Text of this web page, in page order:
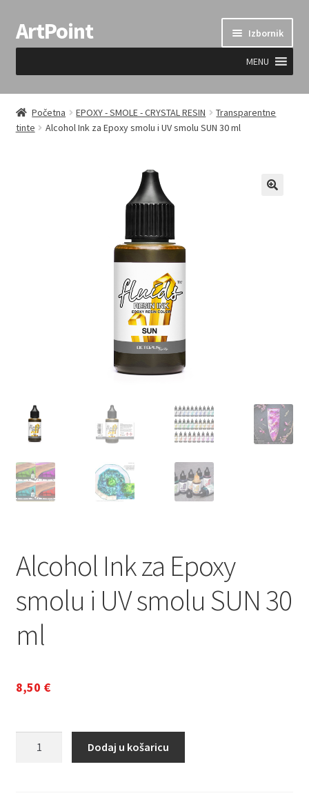
Preskoči
na
Skoči
do
ArtPoint Izbornik
MENU
Uvjeti prodaje
Početna EPOXY - SMOLE - CRYSTAL RESIN
Transparentne
tinte
Alcohol Ink za Epoxy smolu i UV smolu SUN 30 ml
Alcohol Ink za Epoxy
smolu i UV smolu SUN 30
ml
8,50 €
Dodaj u košaricu